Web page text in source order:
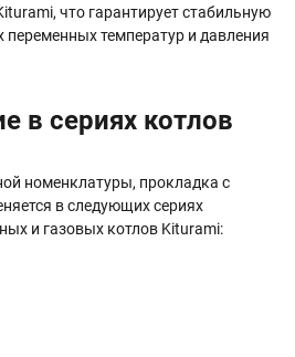
что гарантирует стабильную
переменных температур и давления
в сериях котлов
номенклатуры, прокладка с
в следующих сериях
и газовых котлов Kiturami: